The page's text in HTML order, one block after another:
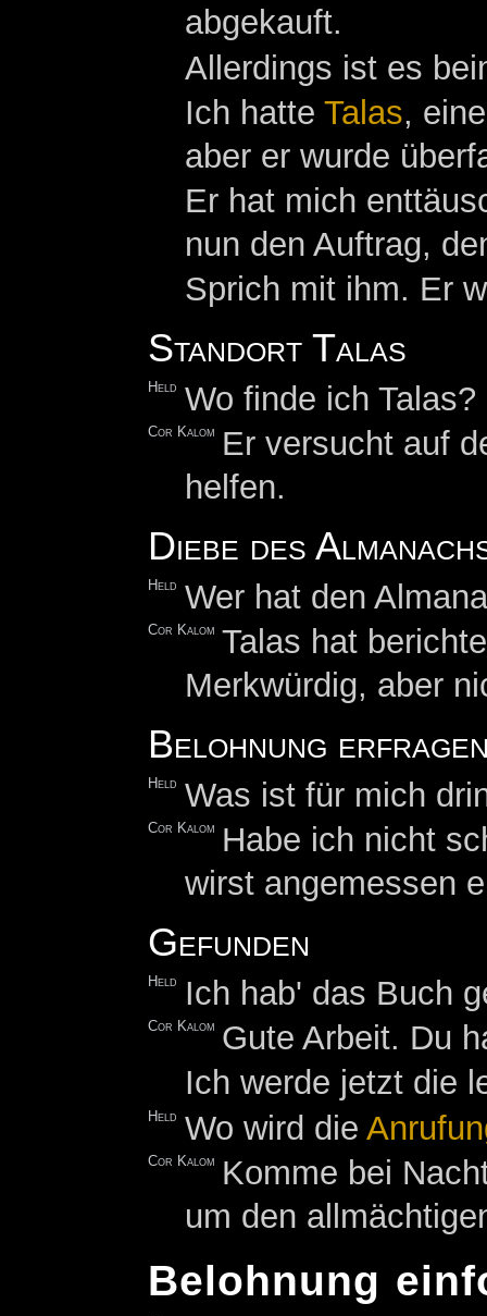
abgekauft.
Allerdings ist es
Ich hatteTalas,
aber er wurde
Er hat mich
nun den Auftrag,
Sprich mit ihm. Er
Standort Talas
Held Wo finde ich Talas?
Cor Kalom
Er versucht auf
helfen.
Diebe des
Held Wer hat den
Cor Kalom Talas hat
Merkwürdig, aber
Belohnung
Held Was ist für mich
Cor Kalom
Habe ich nicht
wirst angemessen
Gefunden
Held Ich hab' das Buch
Cor Kalom Gute Arbeit. Du
Ich werde jetzt die
Held Wo wird die
Cor Kalom
Komme bei
um den
Belohnung